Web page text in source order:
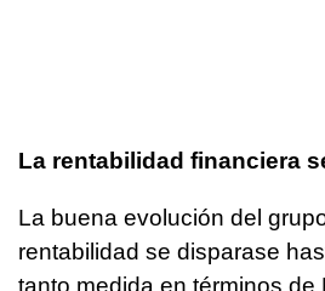
La rentabilidad financiera
La buena evolución del
rentabilidad se disparase
tanto medida en términos de